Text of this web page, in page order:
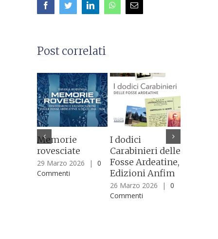
FacebookTwitterLinkedInWhatsAppEmail
Post correlati
Memorie
rovesciate
29 Marzo 2026 |
0
Commenti
I dodici
Carabinieri delle
Fosse Ardeatine,
Edizioni Anfim
26 Marzo 2026 |
0
Commenti